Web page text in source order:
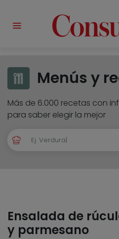
Menús y
Más de 6.000 recetas con
para saber elegir la mejor
Ensalada de
y parmesano